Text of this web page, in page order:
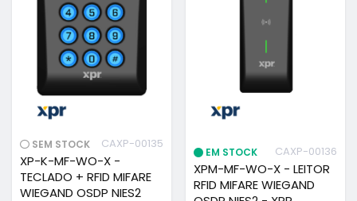
SEM STOCK CAXP-00135
XP-K-MF-WO-X -
TECLADO + RFID MIFARE
WIEGAND OSDP NIES2
EM STOCK CAXP-00136
XPM-MF-WO-X - LEITOR
RFID MIFARE WIEGAND